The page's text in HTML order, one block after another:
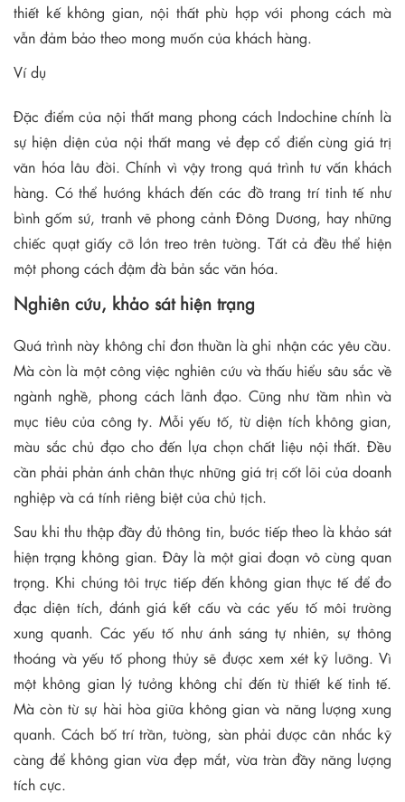
thiết kế không gian, nội thất phù hợp với phong cách mà
vẫn đảm bảo theo mong muốn của khách hàng.
Ví dụ
Đặc điểm của nội thất mang phong cách Indochine chính là
sự hiện diện của nội thất mang vẻ đẹp cổ điển cùng giá trị
văn hóa lâu đời. Chính vì vậy trong quá trình tư vấn khách
hàng. Có thể hướng khách đến các đồ trang trí tinh tế như
bình gốm sứ, tranh vẽ phong cảnh Đông Dương, hay những
chiếc quạt giấy cỡ lớn treo trên tường. Tất cả đều thể hiện
một phong cách đậm đà bản sắc văn hóa.
Nghiên cứu, khảo sát hiện trạng
Quá trình này không chỉ đơn thuần là ghi nhận các yêu cầu.
Mà còn là một công việc nghiên cứu và thấu hiểu sâu sắc về
ngành nghề, phong cách lãnh đạo. Cũng như tầm nhìn và
mục tiêu của công ty. Mỗi yếu tố, từ diện tích không gian,
màu sắc chủ đạo cho đến lựa chọn chất liệu nội thất. Đều
cần phải phản ánh chân thực những giá trị cốt lõi của doanh
nghiệp và cá tính riêng biệt của chủ tịch.
Sau khi thu thập đầy đủ thông tin, bước tiếp theo là khảo sát
hiện trạng không gian. Đây là một giai đoạn vô cùng quan
trọng. Khi chúng tôi trực tiếp đến không gian thực tế để đo
đạc diện tích, đánh giá kết cấu và các yếu tố môi trường
xung quanh. Các yếu tố như ánh sáng tự nhiên, sự thông
thoáng và yếu tố phong thủy sẽ được xem xét kỹ lưỡng. Vì
một không gian lý tưởng không chỉ đến từ thiết kế tinh tế.
Mà còn từ sự hài hòa giữa không gian và năng lượng xung
quanh. Cách bố trí trần, tường, sàn phải được cân nhắc kỹ
càng để không gian vừa đẹp mắt, vừa tràn đầy năng lượng
tích cực.